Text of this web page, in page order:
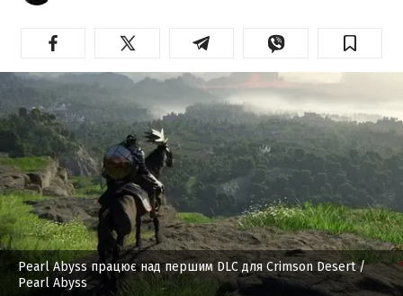
Pearl Abyss працює над першим DLC для Crimson Desert/
Pearl Abyss